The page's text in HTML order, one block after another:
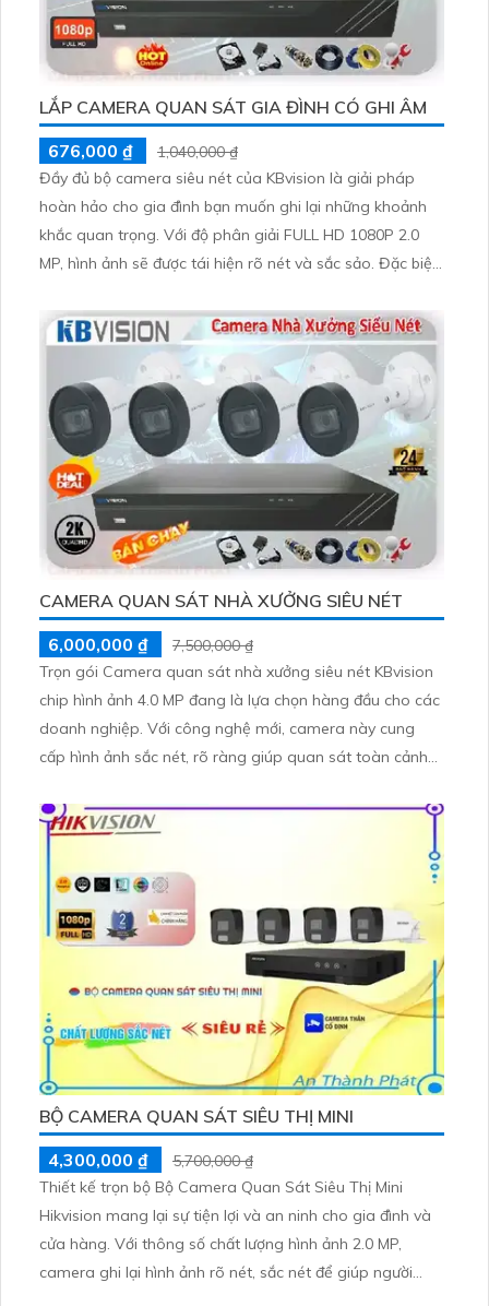
LẮP CAMERA QUAN SÁT GIA ĐÌNH CÓ GHI ÂM
676,000 ₫
1,040,000 ₫
Đầy đủ bộ camera siêu nét của KBvision là giải pháp
hoàn hảo cho gia đình bạn muốn ghi lại những khoảnh
khắc quan trọng. Với độ phân giải FULL HD 1080P 2.0
MP, hình ảnh sẽ được tái hiện rõ nét và sắc sảo. Đặc biệt,
phép bạn quan sát chi tiết ngay cả trong điều kiện ánh
sáng yếu
CAMERA QUAN SÁT NHÀ XƯỞNG SIÊU NÉT
6,000,000 ₫
7,500,000 ₫
Trọn gói Camera quan sát nhà xưởng siêu nét KBvision
chip hình ảnh 4.0 MP đang là lựa chọn hàng đầu cho các
doanh nghiệp. Với công nghệ mới, camera này cung
cấp hình ảnh sắc nét, rõ ràng giúp quan sát toàn cảnh
cấp bởi công ty, tự tin hệ thống camera hoạt động liên
tục và ổn định
BỘ CAMERA QUAN SÁT SIÊU THỊ MINI
4,300,000 ₫
5,700,000 ₫
Thiết kế trọn bộ Bộ Camera Quan Sát Siêu Thị Mini
Hikvision mang lại sự tiện lợi và an ninh cho gia đình và
cửa hàng. Với thông số chất lượng hình ảnh 2.0 MP,
camera ghi lại hình ảnh rõ nét, sắc nét để giúp người